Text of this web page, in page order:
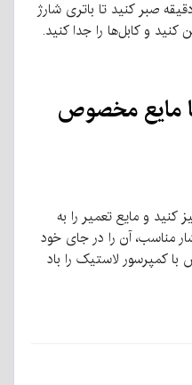
خودروی دیگر را روشن کنید و ۵ دقیقه صبر کنید تا باتری شارژ
و کابل‌ها را جدا کنید.
مایع مخصوص
و مایع تعمیر را به
مناسب، آن را در جای خود
کمپرسور لاستیک را باد